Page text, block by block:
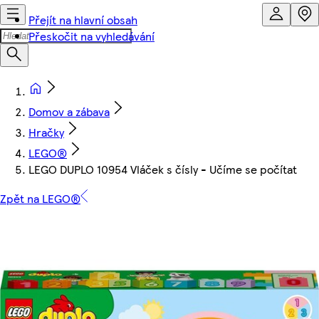
Přejít na hlavní obsah
Přeskočit na vyhledávání
Domov a zábava
Hračky
LEGO®
LEGO DUPLO 10954 Vláček s čísly - Učíme se počítat
Zpět na LEGO®